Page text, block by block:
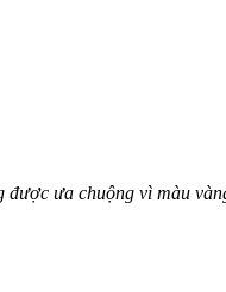
được ưa chuộng vì màu